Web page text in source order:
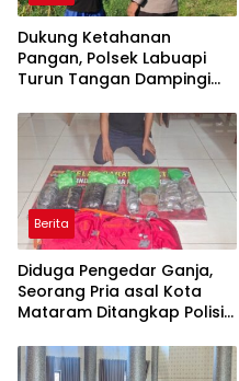
Dukung Ketahanan
Pangan, Polsek Labuapi
Turun Tangan Dampingi
Bongkot
Berita
Diduga Pengedar Ganja,
Seorang Pria asal Kota
Mataram Ditangkap Polisi